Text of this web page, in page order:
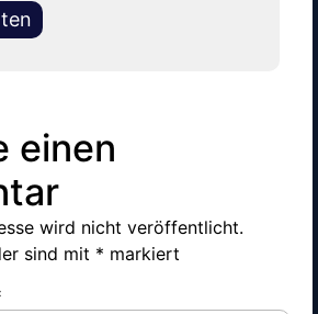
einen
wird nicht veröffentlicht.
sind mit * markiert